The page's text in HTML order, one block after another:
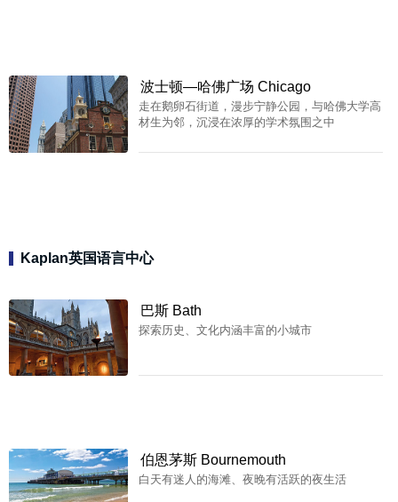
波士顿—哈佛广场 Chicago
走在鹅卵石街道，漫步宁静公园，与哈佛大学高
材生为邻，沉浸在浓厚的学术氛围之中
Kaplan英国语言中心
巴斯 Bath
探索历史、文化内涵丰富的小城市
伯恩茅斯 Bournemouth
白天有迷人的海滩、夜晚有活跃的夜生活